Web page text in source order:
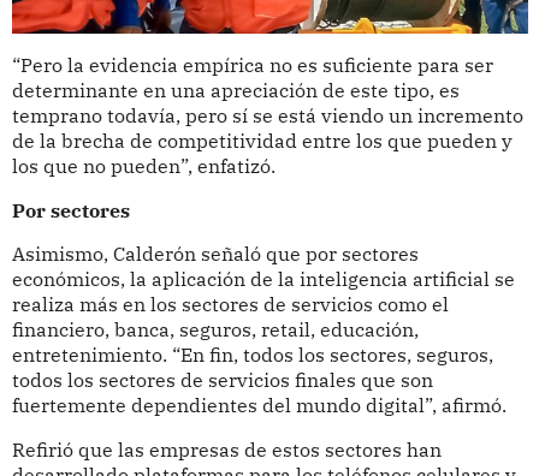
“Pero la evidencia empírica no es suficiente para ser
determinante en una apreciación de este tipo, es
temprano todavía, pero sí se está viendo un incremento
de la brecha de competitividad entre los que pueden y
los que no pueden”, enfatizó.
Por sectores
Asimismo, Calderón señaló que por sectores
económicos, la aplicación de la inteligencia artificial se
realiza más en los sectores de servicios como el
financiero, banca, seguros, retail, educación,
entretenimiento. “En fin, todos los sectores, seguros,
todos los sectores de servicios finales que son
fuertemente dependientes del mundo digital”, afirmó.
Refirió que las empresas de estos sectores han